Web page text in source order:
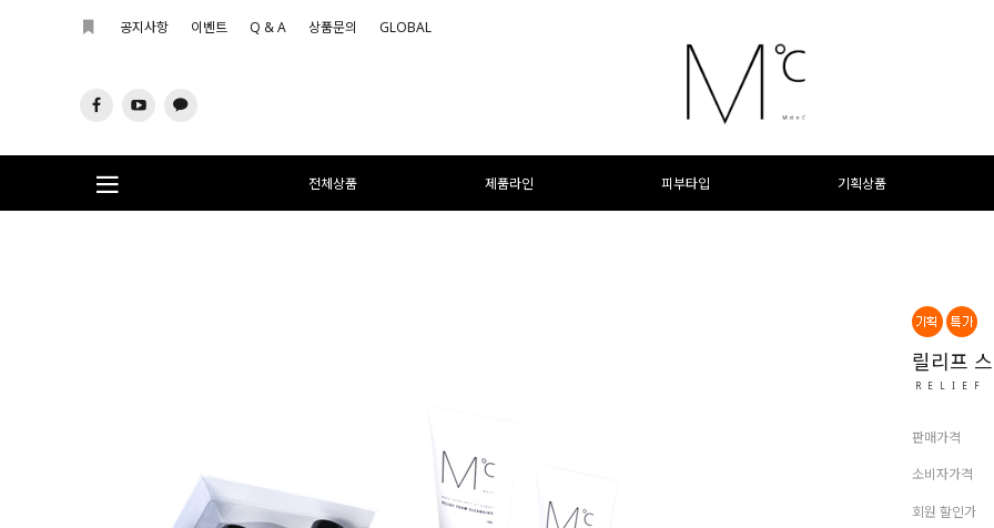
공지사항 이벤트 Q & A 상품문의 GLOBAL
전체상품 제품라인 피부타입 기획상품
릴리프
RELIEF
판매가격
소비자가격
회원 할인가